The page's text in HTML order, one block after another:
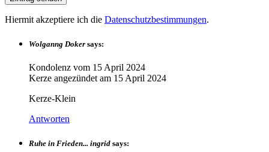
Hiermit akzeptiere ich die Datenschutzbestimmungen.
Wolganng Doker says:
Kondolenz vom 15 April 2024
Kerze angezündet am 15 April 2024
Kerze-Klein
Antworten
Ruhe in Frieden... ingrid says: